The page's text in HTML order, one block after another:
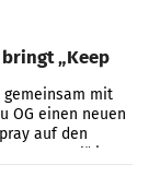
„Keep
gemeinsam mit
OG einen neuen
auf den
Cool“ ist zu